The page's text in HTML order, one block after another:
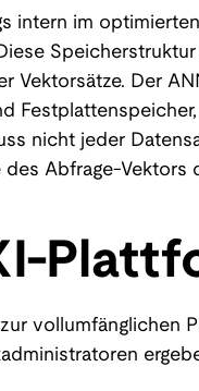
intern im
Vektorsätze. Der
nicht jeder
Abfrage-Vektors
vollumfänglichen